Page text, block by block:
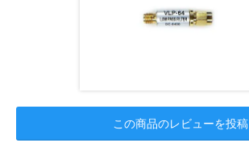
この商品のレビューを投稿